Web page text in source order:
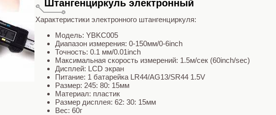
Штангенциркуль электронный
Характеристики электронного штангенциркуля:
Модель: YBKC005
Диапазон измерения: 0-150мм/0-6inch
Точность: 0.1 мм/0.01inch
Максимальная скорость измерений: 1.5м/сек (60inch/sec)
Дисплей: LCD экран
Питание: 1 батарейка LR44/AG13/SR44 1.5V
Размер: 245: 80: 15мм
Материал: пластик
Размер дисплея: 62: 30: 15мм
Вес: 60г